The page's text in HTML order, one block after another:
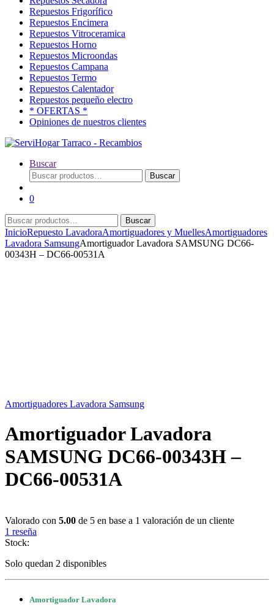
Repuestos Frigorífico
Repuestos Encimera
Repuestos Vitroceramica
Repuestos Horno
Repuestos Microondas
Repuestos Campana
Repuestos Termo
Repuestos Calentador
Repuestos pequeño electro
* OFERTAS *
Opiniones de nuestros clientes
Buscar
Buscar
por:
Buscar
0
Buscar
por:
Buscar
InicioRepuesto LavadoraAmortiguadores y MuellesAmortiguadores
Lavadora SamsungAmortiguador Lavadora SAMSUNG DC66-
00343H – DC66-00531A
Amortiguadores Lavadora Samsung
Amortiguador Lavadora
SAMSUNG DC66-00343H –
DC66-00531A
Valorado con 5.00 de 5 en base a 1 valoración de un cliente
1 reseña
Stock:
Solo quedan 2 disponibles
Amortiguador Lavadora